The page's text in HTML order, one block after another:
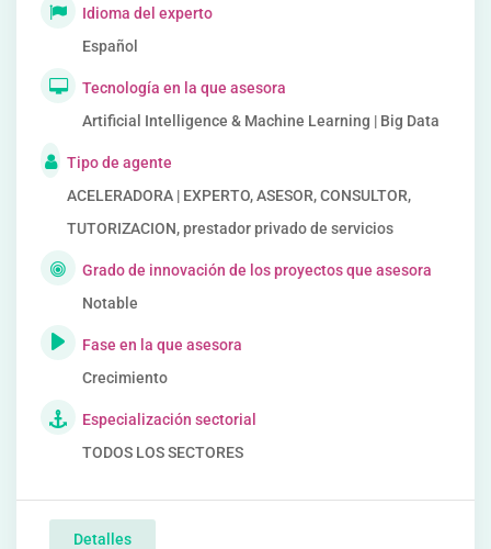
Idioma del experto
Español
Tecnología en la que asesora
Artificial Intelligence & Machine Learning | Big Data
Tipo de agente
ACELERADORA | EXPERTO, ASESOR, CONSULTOR,
TUTORIZACION, prestador privado de servicios
Grado de innovación de los proyectos que asesora
Notable
Fase en la que asesora
Crecimiento
Especialización sectorial
TODOS LOS SECTORES
Detalles